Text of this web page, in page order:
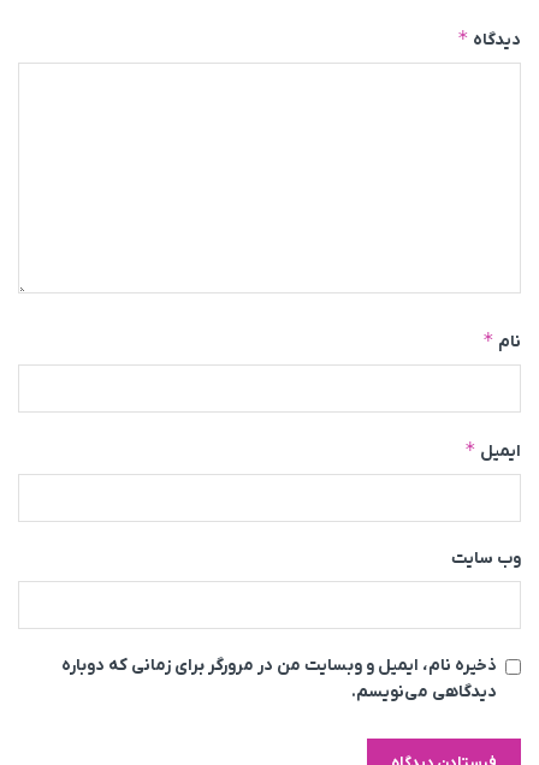
دیدگاه *
نام *
ایمیل *
وب‌ سایت
ذخیره نام، ایمیل و وبسایت من در مرورگر برای زمانی که دوباره
دیدگاهی می‌نویسم.